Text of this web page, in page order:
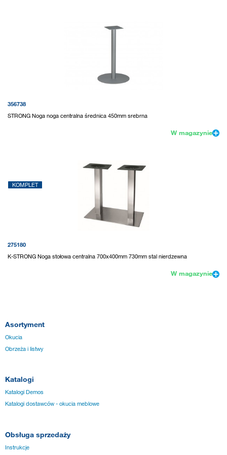
356738
STRONG Noga noga centralna średnica 450mm srebrna
W magazynie
KOMPLET
275180
K-STRONG Noga stołowa centralna 700x400mm 730mm stal nierdzewna
W magazynie
Asortyment
Okucia
Obrzeża i listwy
Katalogi
Katalogi Demos
Katalogi dostawców - okucia meblowe
Obsługa sprzedaży
Instrukcje